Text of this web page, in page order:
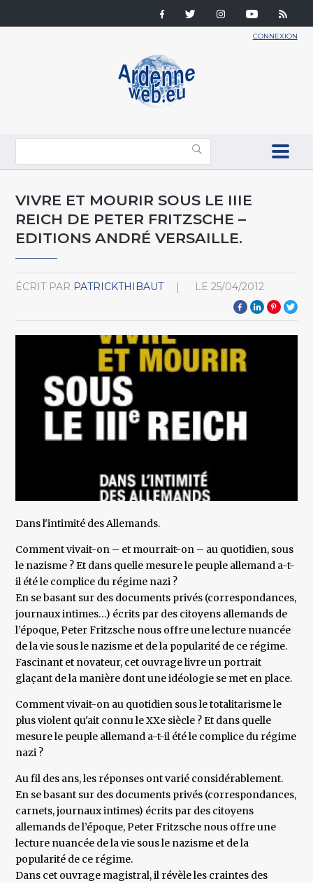
CONNEXION
VIVRE ET MOURIR SOUS LE IIIE
REICH DE PETER FRITZSCHE –
EDITIONS ANDRÉ VERSAILLE.
ÉCRIT PAR PATRICKTHIBAUT LE 25/04/2012
Dans l'intimité des Allemands.
Comment vivait-on – et mourrait-on – au quotidien, sous
le nazisme ? Et dans quelle mesure le peuple allemand a-t-
il été le complice du régime nazi ?
En se basant sur des documents privés (correspondances,
journaux intimes…) écrits par des citoyens allemands de
l’époque, Peter Fritzsche nous offre une lecture nuancée
de la vie sous le nazisme et de la popularité de ce régime.
Fascinant et novateur, cet ouvrage livre un portrait
glaçant de la manière dont une idéologie se met en place.
Comment vivait-on au quotidien sous le totalitarisme le
plus violent qu'ait connu le XXe siècle ? Et dans quelle
mesure le peuple allemand a-t-il été le complice du régime
nazi ?
Au fil des ans, les réponses ont varié considérablement.
En se basant sur des documents privés (correspondances,
carnets, journaux intimes) écrits par des citoyens
allemands de l’époque, Peter Fritzsche nous offre une
lecture nuancée de la vie sous le nazisme et de la
popularité de ce régime.
Dans cet ouvrage magistral, il révèle les craintes des